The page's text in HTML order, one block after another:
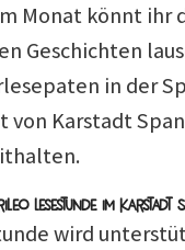
Monat könnt ihr
Geschichten
in der
von Karstadt
Lesestunde im Karstadt
wird